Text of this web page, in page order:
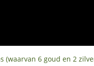
(waarvan 6 goud en 2